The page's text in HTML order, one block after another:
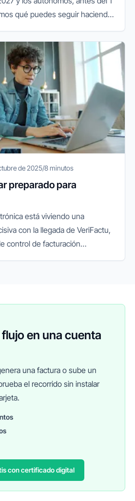
qué puedes seguir haciendo
de 2025/8 minutos
preparado para
está viviendo una
con la llegada de VeriFactu,
control de facturación
en una cuenta
una factura o sube un
el recorrido sin instalar
con certificado digital
FinanEDI